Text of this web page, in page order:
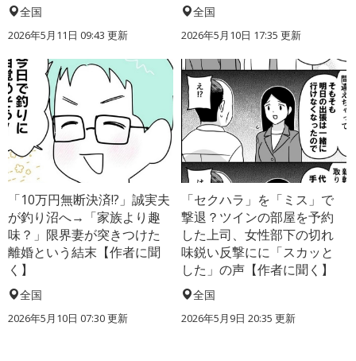
全国
2026年5月11日 09:43 更新
全国
2026年5月10日 17:35 更新
「10万円無断決済!?」誠実夫
が釣り沼へ→「家族より趣
味？」限界妻が突きつけた
離婚という結末【作者に聞
く】
全国
2026年5月10日 07:30 更新
「セクハラ」を「ミス」で
撃退？ツインの部屋を予約
した上司、女性部下の切れ
味鋭い反撃にに「スカッと
した」の声【作者に聞く】
全国
2026年5月9日 20:35 更新